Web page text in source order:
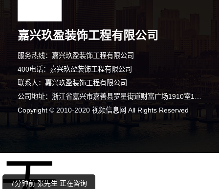
嘉兴玖盈装饰工程有限公司
服务热线：嘉兴玖盈装饰工程有限公司
400电话：嘉兴玖盈装饰工程有限公司
联系人：嘉兴玖盈装饰工程有限公司
Copyright © 2010-2020 视频信息网 All Rights Reserved
7分钟前 张先生 正在咨询